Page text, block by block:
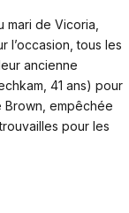
mari de Vicoria,
l’occasion, tous les
ancienne
41 ans) pour
Brown, empêchée
pour les